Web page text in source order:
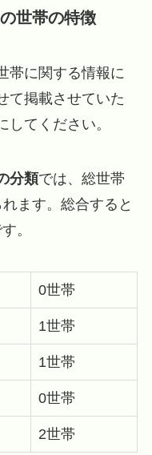
世帯の特徴
帯に関する情報に
て掲載させていた
てください。
分類では、総世帯
ます。総合すると
。
0世帯
1世帯
1世帯
0世帯
2世帯